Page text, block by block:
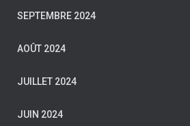
SEPTEMBRE 2024
AOÛT 2024
JUILLET 2024
JUIN 2024